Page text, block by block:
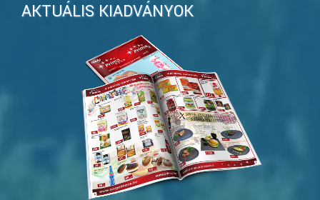
AKTUÁLIS KIADVÁNYOK